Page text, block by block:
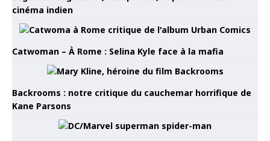
cinéma indien
Catwoman – À Rome : Selina Kyle face à la mafia
Backrooms : notre critique du cauchemar horrifique de
Kane Parsons